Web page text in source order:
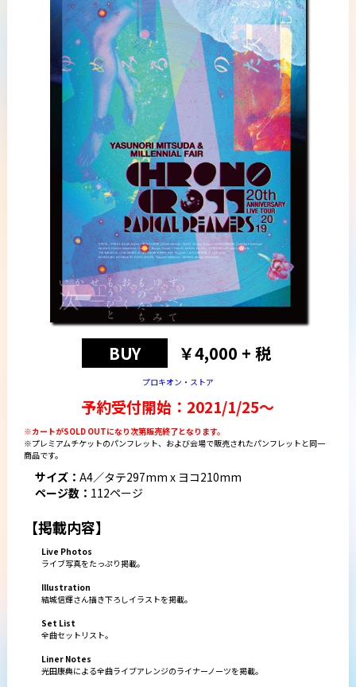
BUY ￥4,000 + 税
プロキオン・ストア
予約受付開始：2021/1/25〜
※カートがSOLD OUTになり次第販売終了となります。
※プレミアムチケットのパンフレット、および会場で販売されたパンフレットと同一
商品です。
サイズ：A4／タテ297mm x ヨコ210mm
ページ数： 112ページ
【掲載内容】
Live Photos
ライブ写真をたっぷり掲載。
Illustration
結城信輝さん描き下ろしイラストを掲載。
Set List
全曲セットリスト。
Liner Notes
光田康典による全曲ライブアレンジのライナーノーツを掲載。